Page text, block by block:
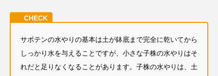
サボテンの水やりの基本は土が鉢底まで完全に乾いてから
しっかり水を与えることですが、小さな子株の水やりはそ
れだと足りなくなることがあります。子株の水やりは、土